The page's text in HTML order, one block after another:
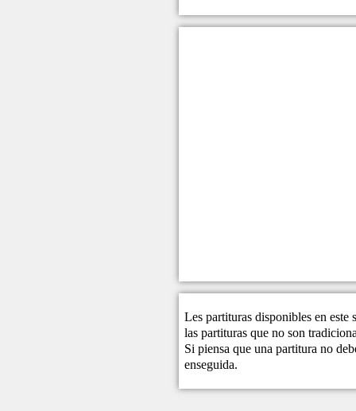
Les partituras disponibles en este
las partituras que no son
Si piensa que una partitura no
enseguida.